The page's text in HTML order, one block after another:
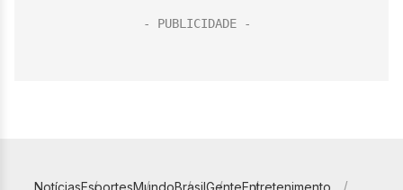
NotíciasEsportesMundoBrasilGenteEntretenimento